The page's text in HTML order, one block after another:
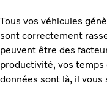
Tous vos véhicules
sont correctement
peuvent être des
productivité, vos
données sont là, il